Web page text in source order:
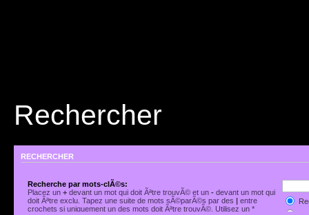
Rechercher
RECHERCHER
Recherche par mots-clÃ©s:
Placez un+ devant un mot qui doit Ãªtre trouvÃ© et un- devant un mot qui
doit Ãªtre exclu. Tapez une suite de mots sÃ©parÃ©s par des| entre
crochets si uniquement un des mots doit Ãªtre trouvÃ©. Utilisez un *